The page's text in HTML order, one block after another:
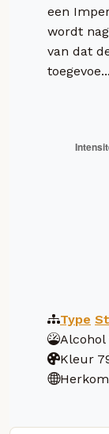
een
wordt
van dat
toegevoe...
Type
Alcohol
Kleur